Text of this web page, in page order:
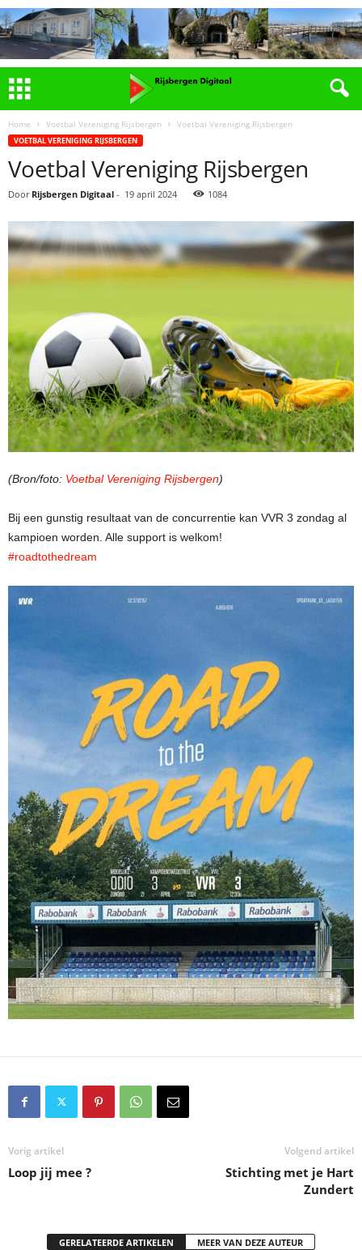
Home Voetbal Vereniging Rijsbergen Voetbal Vereniging Rijsbergen
VOETBAL VERENIGING RIJSBERGEN
Voetbal Vereniging Rijsbergen
Door Rijsbergen Digitaal - 19 april 2024 1084
(Bron/foto: Voetbal Vereniging Rijsbergen)
Bij een gunstig resultaat van de concurrentie kan VVR 3 zondag al
kampioen worden. Alle support is welkom!
#roadtothedream
Vorig artikel
Loop jij mee ?
Volgend artikel
Stichting met je Hart
Zundert
GERELATEERDE ARTIKELEN MEER VAN DEZE AUTEUR